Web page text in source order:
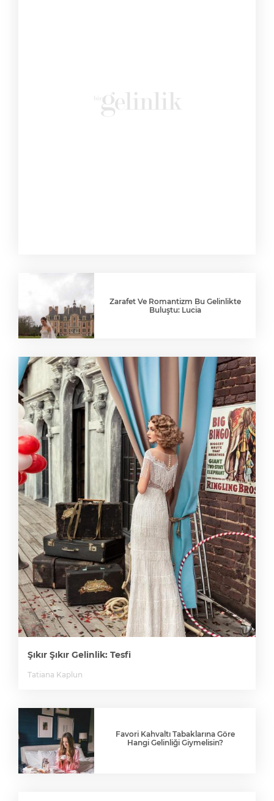
Zarafet Ve Romantizm Bu Gelinlikte
Buluştu: Lucia
Şıkır Şıkır Gelinlik: Tesfi
Tatiana Kaplun
Favori Kahvaltı Tabaklarına Göre
Hangi Gelinliği Giymelisin?